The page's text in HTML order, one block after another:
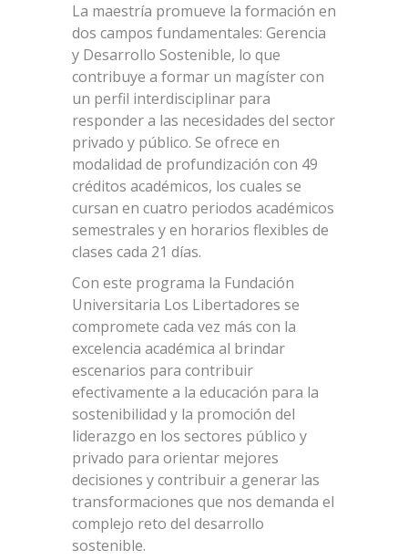
La maestría promueve la formación en
dos campos fundamentales: Gerencia
y Desarrollo Sostenible, lo que
contribuye a formar un magíster con
un perfil interdisciplinar para
responder a las necesidades del sector
privado y público. Se ofrece en
modalidad de profundización con 49
créditos académicos, los cuales se
cursan en cuatro periodos académicos
semestrales y en horarios flexibles de
clases cada 21 días.
Con este programa la Fundación
Universitaria Los Libertadores se
compromete cada vez más con la
excelencia académica al brindar
escenarios para contribuir
efectivamente a la educación para la
sostenibilidad y la promoción del
liderazgo en los sectores público y
privado para orientar mejores
decisiones y contribuir a generar las
transformaciones que nos demanda el
complejo reto del desarrollo
sostenible.